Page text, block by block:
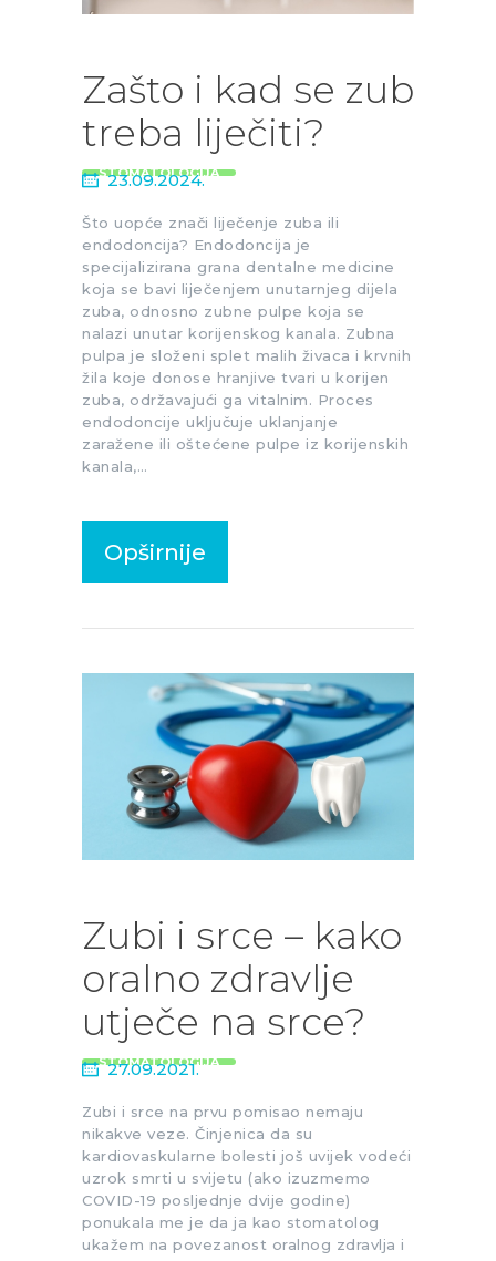
Zašto i kad se zub
treba liječiti?
STOMATOLOGIJA
23.09.2024.
Što uopće znači liječenje zuba ili
endodoncija? Endodoncija je
specijalizirana grana dentalne medicine
koja se bavi liječenjem unutarnjeg dijela
zuba, odnosno zubne pulpe koja se
nalazi unutar korijenskog kanala. Zubna
pulpa je složeni splet malih živaca i krvnih
žila koje donose hranjive tvari u korijen
zuba, održavajući ga vitalnim. Proces
endodoncije uključuje uklanjanje
zaražene ili oštećene pulpe iz korijenskih
kanala,…
Opširnije
Zubi i srce – kako
oralno zdravlje
utječe na srce?
STOMATOLOGIJA
27.09.2021.
Zubi i srce na prvu pomisao nemaju
nikakve veze. Činjenica da su
kardiovaskularne bolesti još uvijek vodeći
uzrok smrti u svijetu (ako izuzmemo
COVID-19 posljednje dvije godine)
ponukala me je da ja kao stomatolog
ukažem na povezanost oralnog zdravlja i